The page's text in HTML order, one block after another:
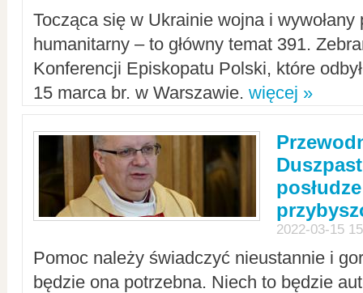
Tocząca się w Ukrainie wojna i
humanitarny – to główny temat 391.
Konferencji Episkopatu Polski, które
15 marca br. w Warszawie. więcej »
2022-03-15
Pomoc należy świadczyć nieustannie i
będzie ona potrzebna. Niech to będzie